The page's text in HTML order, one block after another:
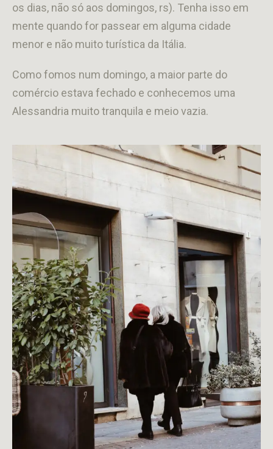
os dias, não só aos domingos, rs). Tenha isso em
mente quando for passear em alguma cidade
menor e não muito turística da Itália.
Como fomos num domingo, a maior parte do
comércio estava fechado e conhecemos uma
Alessandria muito tranquila e meio vazia.